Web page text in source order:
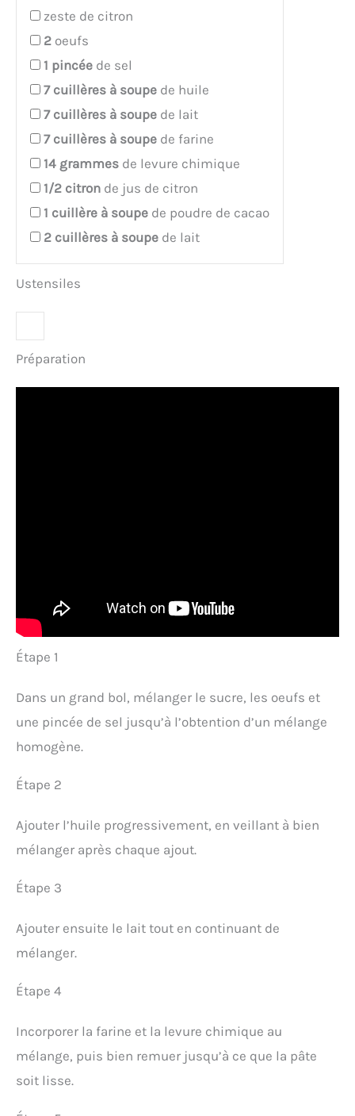
zeste de citron
2 oeufs
1 pincée de sel
7 cuillères à soupe de huile
7 cuillères à soupe de lait
7 cuillères à soupe de farine
14 grammes de levure chimique
1/2 citron de jus de citron
1 cuillère à soupe de poudre de cacao
2 cuillères à soupe de lait
Ustensiles
Préparation
Étape 1
Dans un grand bol, mélanger le sucre, les oeufs et
une pincée de sel jusqu’à l’obtention d’un mélange
homogène.
Étape 2
Ajouter l’huile progressivement, en veillant à bien
mélanger après chaque ajout.
Étape 3
Ajouter ensuite le lait tout en continuant de
mélanger.
Étape 4
Incorporer la farine et la levure chimique au
mélange, puis bien remuer jusqu’à ce que la pâte
soit lisse.